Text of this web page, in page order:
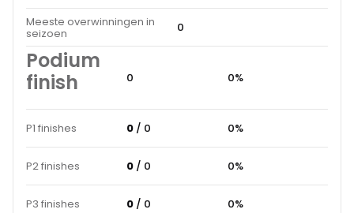
Meeste overwinningen in
seizoen 0
Podium
finish
0 0%
P1 finishes 0 / 0 0%
P2 finishes 0 / 0 0%
P3 finishes 0 / 0 0%